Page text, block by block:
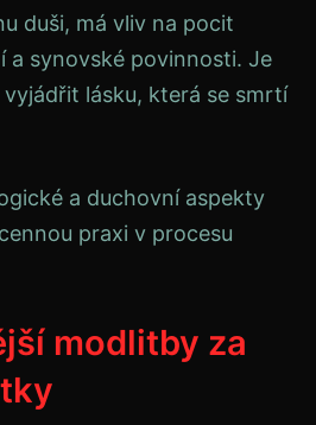
duši, má vliv na pocit
a synovské povinnosti. Je
lásku, která se smrtí
a duchovní aspekty
praxi v procesu
modlitby za